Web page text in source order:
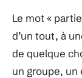
Le mot «
d’un tout, à
de quelque
un groupe, un